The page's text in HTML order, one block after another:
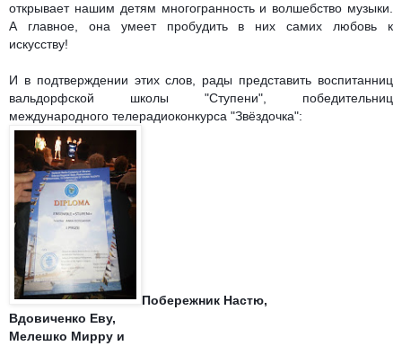
открывает нашим детям многогранность и волшебство музыки.
А главное, она умеет пробудить в них самих любовь к
искусству!
И в подтверждении этих слов, рады представить воспитанниц
вальдорфской школы "Ступени", победительниц
международного телерадиоконкурса "Звёздочка":
Побережник Настю,
Вдовиченко Еву,
Мелешко Мирру и